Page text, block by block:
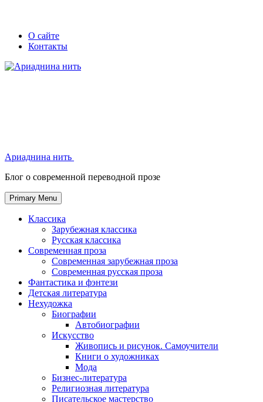
Skip
Secondary
left
navigation
Secondary
right
navigation
О сайте
Контакты
Ариаднина нить
Блог о современной переводной прозе
Primary Menu
Классика
Зарубежная классика
Русская классика
Современная проза
Современная зарубежная проза
Современная русская проза
Фантастика и фэнтези
Детская литература
Нехудожка
Биографии
Автобиографии
Искусство
Живопись и рисунок. Самоучители
Книги о художниках
Мода
Бизнес-литература
Религиозная литература
Писательское мастерство